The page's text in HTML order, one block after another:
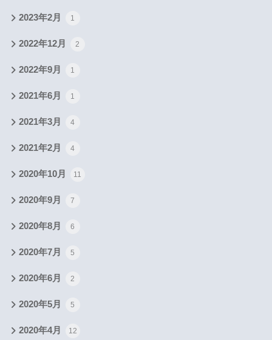
2023年2月 1
2022年12月 2
2022年9月 1
2021年6月 1
2021年3月 4
2021年2月 4
2020年10月 11
2020年9月 7
2020年8月 6
2020年7月 5
2020年6月 2
2020年5月 5
2020年4月 12